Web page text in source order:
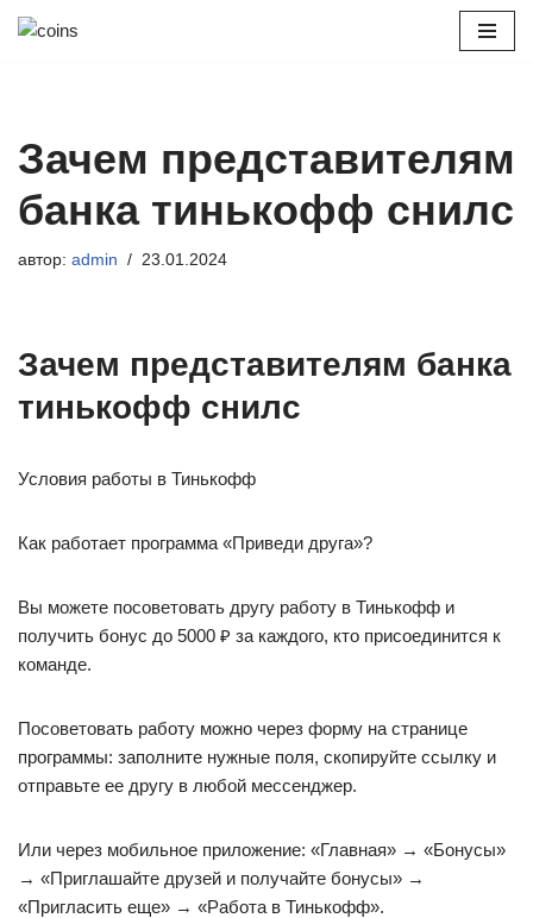
Зачем представителям
банка тинькофф снилс
автор: admin 23.01.2024
Зачем представителям банка
тинькофф снилс
Условия работы в Тинькофф
Как работает программа «Приведи друга»?
Вы можете посоветовать другу работу в Тинькофф и
получить бонус до 5000 ₽ за каждого, кто присоединится к
команде.
Посоветовать работу можно через форму на странице
программы: заполните нужные поля, скопируйте ссылку и
отправьте ее другу в любой мессенджер.
Или через мобильное приложение: «Главная» → «Бонусы»
→ «Приглашайте друзей и получайте бонусы» →
«Пригласить еще» → «Работа в Тинькофф».